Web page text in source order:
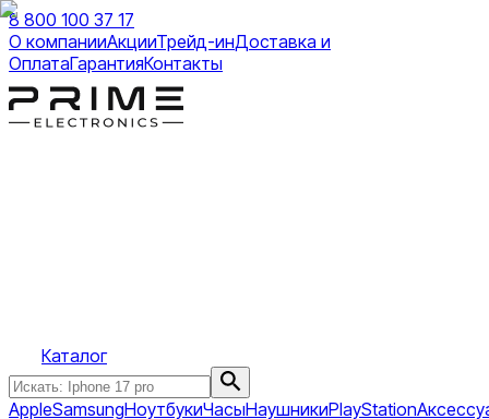
8 800 100 37 17
О компанииАкцииТрейд-инДоставка и
ОплатаГарантияКонтакты
Каталог
AppleSamsungНоутбукиЧасыНаушникиPlayStation